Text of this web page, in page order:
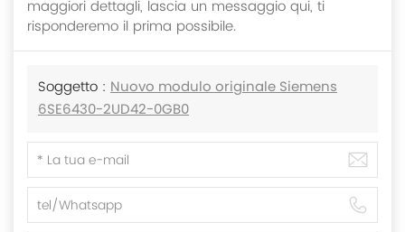
maggiori dettagli, lascia un messaggio qui, ti
risponderemo il prima possibile.
Soggetto : Nuovo modulo originale Siemens
6SE6430-2UD42-0GB0